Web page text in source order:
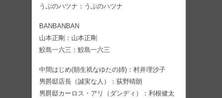
うぶのハツナ：うぶのハツナ
BANBANBAN
山本正剛：山本正剛
鮫島一六三：鮫島一六三
中間はじめ(朝生祇なゆたの姉)：村井理沙子
男爵邸店長（誠実な人）：荻野晴朗
男爵邸カーロス・アリ（ダンディ）：利根健太